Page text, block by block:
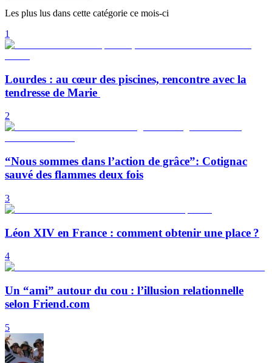
Les plus lus dans cette catégorie ce mois-ci
1
Lourdes : au cœur des piscines, rencontre avec la
tendresse de Marie
2
“Nous sommes dans l’action de grâce”: Cotignac
sauvé des flammes deux fois
3
Léon XIV en France : comment obtenir une place ?
4
Un “ami” autour du cou : l’illusion relationnelle
selon Friend.com
5